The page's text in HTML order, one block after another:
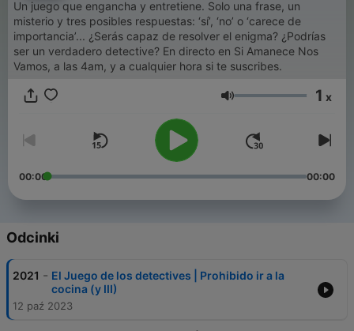
Un juego que engancha y entretiene. Solo una frase, un
misterio y tres posibles respuestas: ‘sí’, ‘no’ o ‘carece de
importancia’... ¿Serás capaz de resolver el enigma? ¿Podrías
ser un verdadero detective? En directo en Si Amanece Nos
Vamos, a las 4am, y a cualquier hora si te suscribes.
Głośność 1 x
00:00 00:00
Odcinki
2021 - El Juego de los detectives | Prohibido ir a la
cocina (y III)
12 paź 2023